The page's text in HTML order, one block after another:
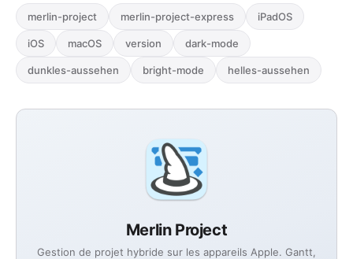
Merlin Project
Gestion de projet hybride sur les appareils Apple. Gantt,
merlin-project merlin-project-express iPadOS
iOS macOS version dark-mode
dunkles-aussehen bright-mode helles-aussehen